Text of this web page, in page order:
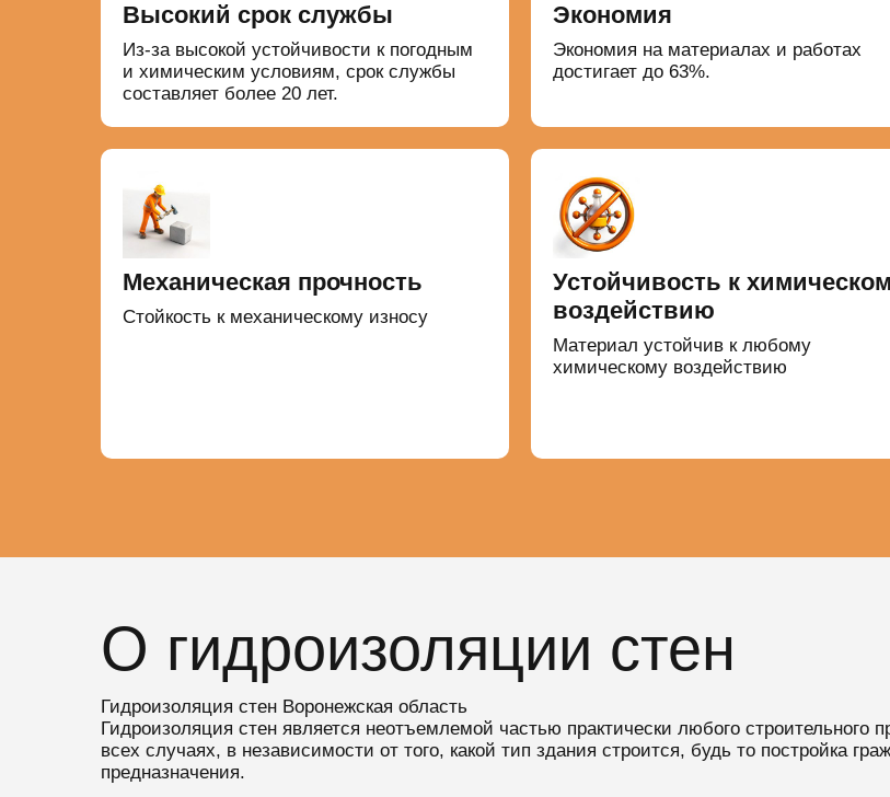
Высокий срок службы
Из-за высокой устойчивости к погодным
и химическим условиям, срок службы
составляет более 20 лет.
Экономия
Экономия на материалах и работах
достигает до 63%.
Механическая прочность
Стойкость к механическому износу
Устойчивость к
воздействию
Материал устойчив к любому
химическому воздействию
О гидроизоляции стен
Гидроизоляция стен Воронежская область
Гидроизоляция стен является неотъемлемой частью практически любого строительного
всех случаях, в независимости от того, какой тип здания строится, будь то постройка
предназначения.